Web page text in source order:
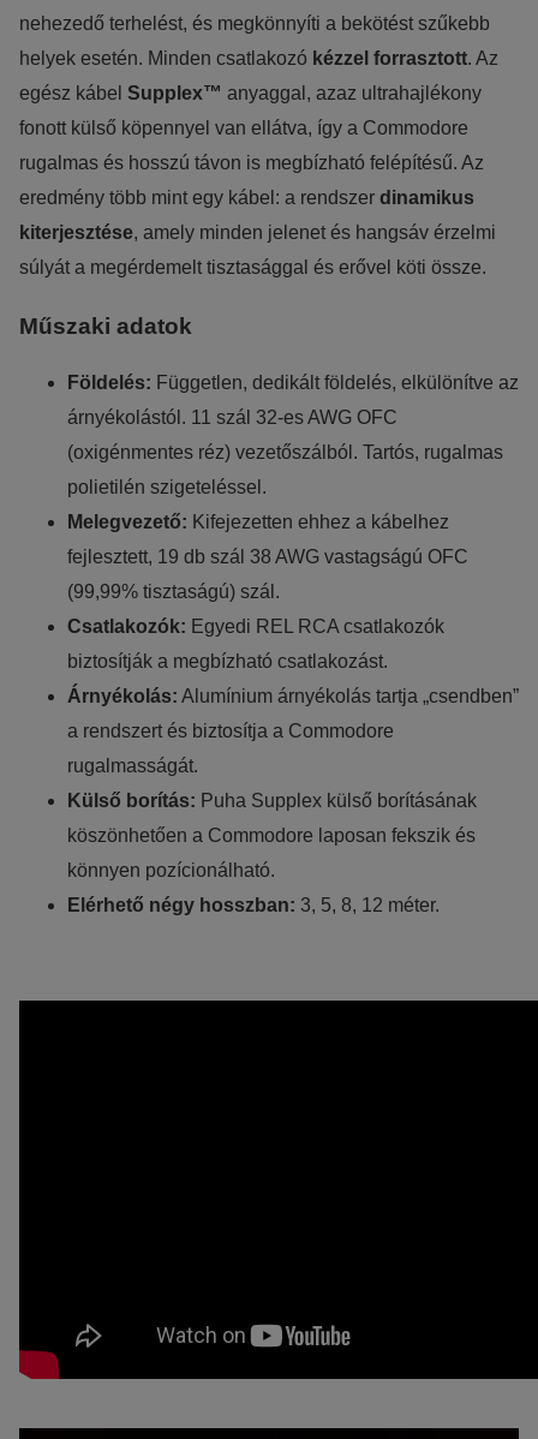
nehezedő terhelést, és megkönnyíti a bekötést szűkebb
helyek esetén. Minden csatlakozó kézzel forrasztott. Az
egész kábel Supplex™ anyaggal, azaz ultrahajlékony
fonott külső köpennyel van ellátva, így a Commodore
rugalmas és hosszú távon is megbízható felépítésű. Az
eredmény több mint egy kábel: a rendszer dinamikus
kiterjesztése, amely minden jelenet és hangsáv érzelmi
súlyát a megérdemelt tisztasággal és erővel köti össze.
Műszaki adatok
Földelés: Független, dedikált földelés, elkülönítve az
árnyékolástól. 11 szál 32-es AWG OFC
(oxigénmentes réz) vezetőszálból. Tartós, rugalmas
polietilén szigeteléssel.
Melegvezető: Kifejezetten ehhez a kábelhez
fejlesztett, 19 db szál 38 AWG vastagságú OFC
(99,99% tisztaságú) szál.
Csatlakozók: Egyedi REL RCA csatlakozók
biztosítják a megbízható csatlakozást.
Árnyékolás: Alumínium árnyékolás tartja „csendben”
a rendszert és biztosítja a Commodore
rugalmasságát.
Külső borítás: Puha Supplex külső borításának
köszönhetően a Commodore laposan fekszik és
könnyen pozícionálható.
Elérhető négy hosszban: 3, 5, 8, 12 méter.